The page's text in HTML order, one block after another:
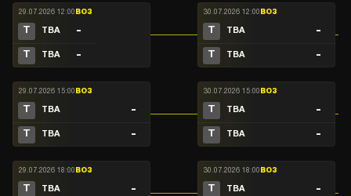
29.07.2026 12:00 BO3
T TBA -
T TBA -
29.07.2026 15:00 BO3
T TBA -
T TBA -
29.07.2026 18:00 BO3
T TBA -
30.07.2026 12:00 BO3
T TBA -
T TBA -
30.07.2026 15:00 BO3
T TBA -
T TBA -
30.07.2026 18:00 BO3
T TBA -